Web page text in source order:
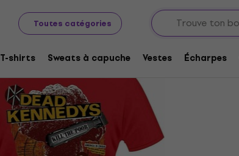
Toutes catégories
T-shirts Sweats à capuche Vestes Écharpes
T-shirts